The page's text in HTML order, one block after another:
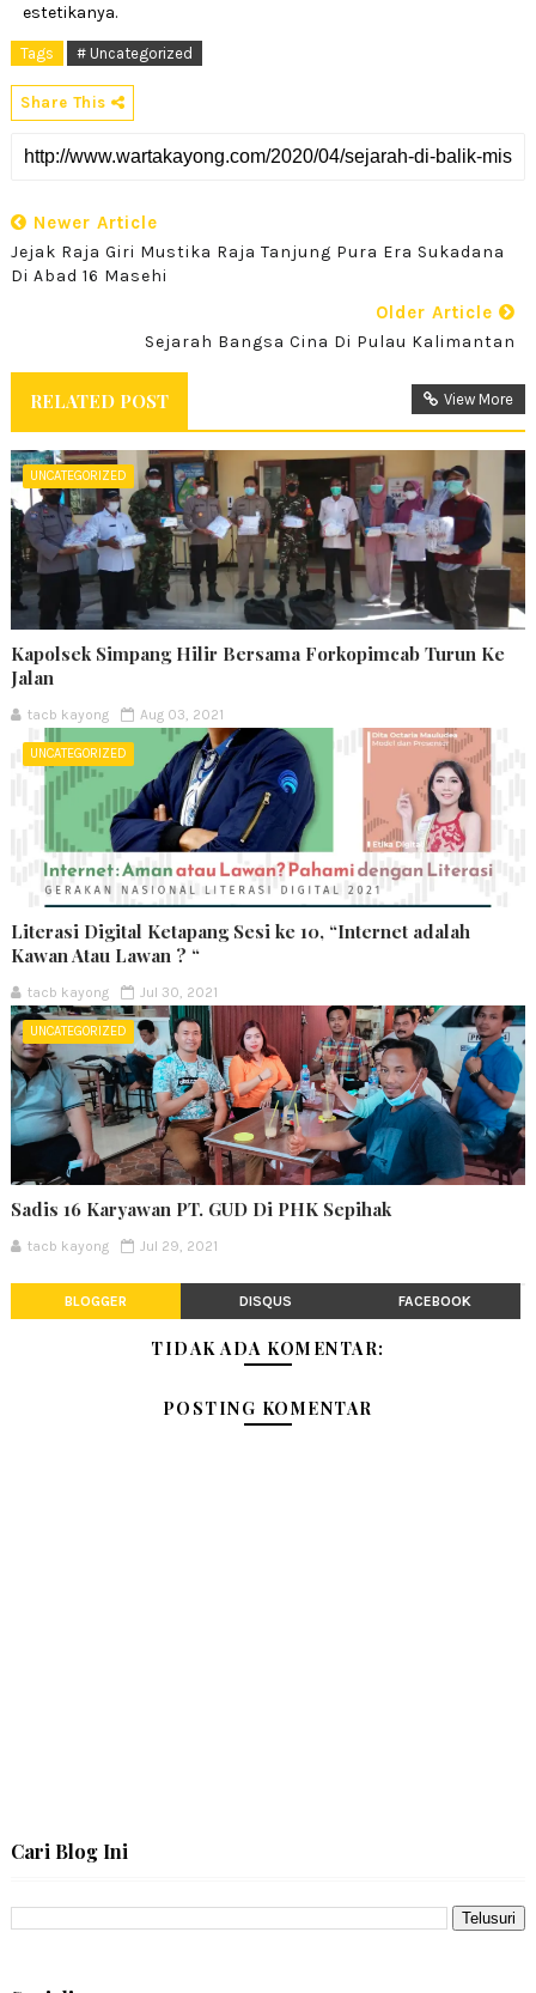
estetikanya.
Tags # Uncategorized
Share This
Newer Article
Jejak Raja Giri Mustika Raja Tanjung Pura Era Sukadana
Di Abad 16 Masehi
Older Article
Sejarah Bangsa Cina Di Pulau Kalimantan
RELATED POST View More
UNCATEGORIZED
Kapolsek Simpang Hilir Bersama Forkopimcab Turun Ke
Jalan
tacb kayong Aug 03, 2021
UNCATEGORIZED
Literasi Digital Ketapang Sesi ke 10, “Internet adalah
Kawan Atau Lawan ? “
tacb kayong Jul 30, 2021
UNCATEGORIZED
Sadis 16 Karyawan PT. GUD Di PHK Sepihak
tacb kayong Jul 29, 2021
BLOGGER DISQUS FACEBOOK
TIDAK ADA KOMENTAR:
POSTING KOMENTAR
Cari Blog Ini